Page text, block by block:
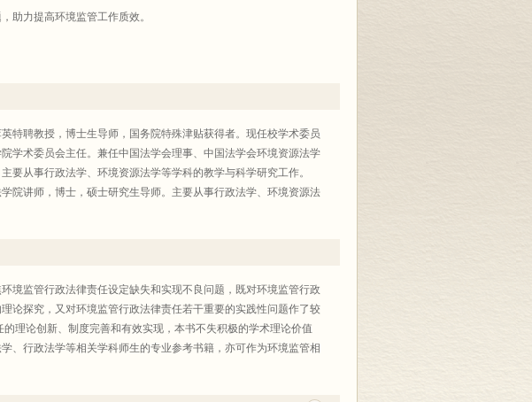
助力提高环境监管工作质效。
特聘教授，博士生导师，国务院特殊津贴获得者。现任校学术委员
学术委员会主任。兼任中国法学会理事、中国法学会环境资源法学
要从事行政法学、环境资源法学等学科的教学与科学研究工作。
院讲师，博士，硕士研究生导师。主要从事行政法学、环境资源法
境监管行政法律责任设定缺失和实现不良问题，既对环境监管行政
论探究，又对环境监管行政法律责任若干重要的实践性问题作了较
理论创新、制度完善和有效实现，本书不失积极的学术理论价值
、行政法学等相关学科师生的专业参考书籍，亦可作为环境监管相